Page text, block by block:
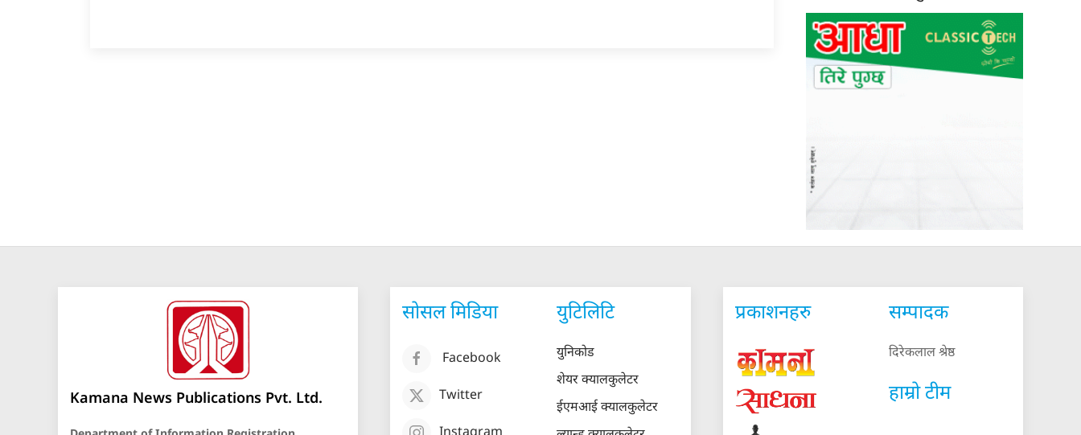
Kamana News Publications Pvt. Ltd.
सोसल मिडिया
Facebook
Twitter
युटिलिटि
युनिकोड
शेयर क्यालकुलेटर
ईएमआई क्यालकुलेटर
प्रकाशनहरु सम्पादक
दिरेकलाल श्रेष्ठ
हाम्रो टीम